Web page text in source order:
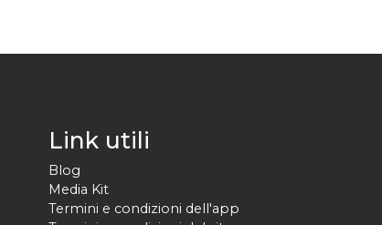
Link utili
Blog
Media Kit
Termini e condizioni dell'app